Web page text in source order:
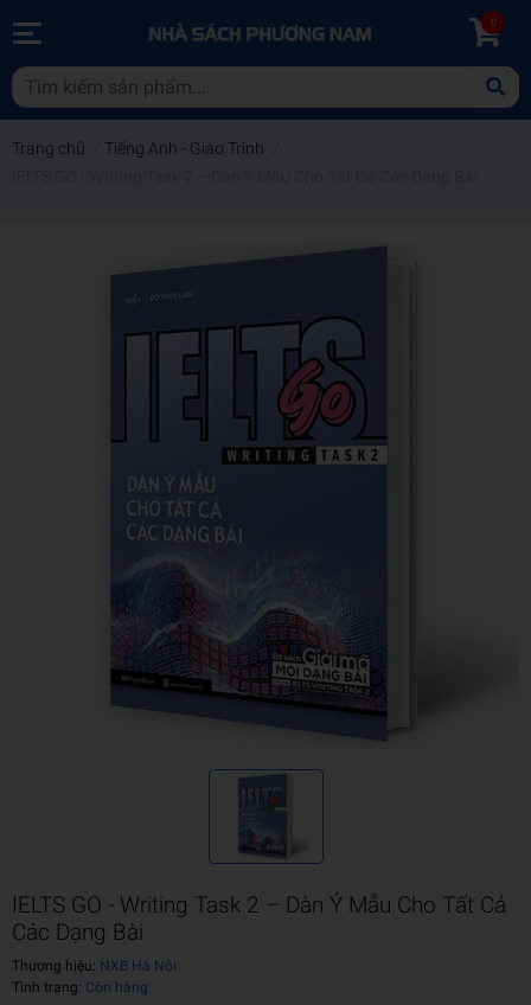
0
Trang chủ Tiếng Anh - Giáo Trình
IELTS GO - Writing Task 2 – Dàn Ý Mẫu Cho Tất Cả
Các Dạng Bài
Thương hiệu: NXB Hà Nội
Tình trạng: Còn hàng